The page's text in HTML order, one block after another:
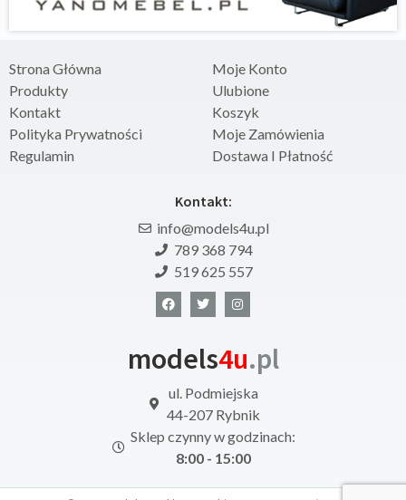
Strona Główna
Produkty
Kontakt
Polityka Prywatności
Regulamin
Moje Konto
Ulubione
Koszyk
Moje Zamówienia
Dostawa I Płatność
Kontakt:
info@models4u.pl
789 368 794
519 625 557
models4u.pl
ul. Podmiejska
44-207 Rybnik
Sklep czynny w godzinach:
8:00 - 15:00